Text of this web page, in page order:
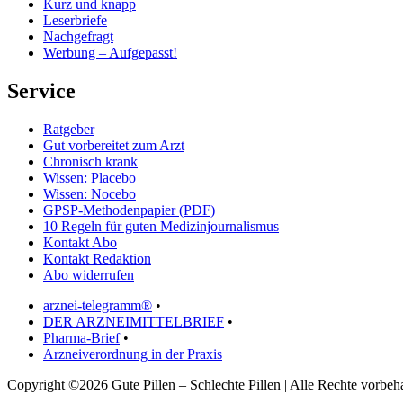
Kurz und knapp
Leserbriefe
Nachgefragt
Werbung – Aufgepasst!
Service
Ratgeber
Gut vorbereitet zum Arzt
Chronisch krank
Wissen: Placebo
Wissen: Nocebo
GPSP-Methodenpapier (PDF)
10 Regeln für guten Medizinjournalismus
Kontakt Abo
Kontakt Redaktion
Abo widerrufen
arznei-telegramm® •
DER ARZNEIMITTELBRIEF •
Pharma-Brief•
Arzneiverordnung in der Praxis
Copyright ©2026 Gute Pillen – Schlechte Pillen | Alle Rechte